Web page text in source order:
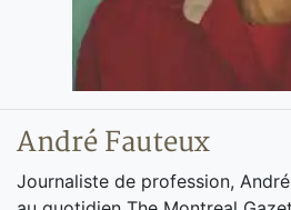
André Fauteux
Journaliste de profession,